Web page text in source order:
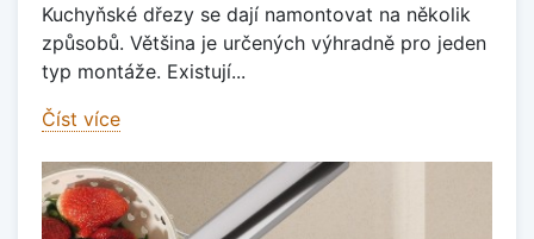
Kuchyňské dřezy se dají namontovat na několik
způsobů. Většina je určených výhradně pro jeden
typ montáže. Existují...
Číst více